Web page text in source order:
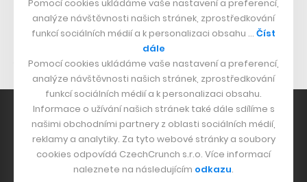
Podobný průběh měla i druhá spolupráce s Daft
Punkem, z níž vznikl uvolněný a pohodový trackI Feel
It Coming.
Pomocí cookies ukládáme vaše nastavení a preferencí,
analýze návštěvnosti našich stránek, zprostředkování
funkcí sociálních médií a k personalizaci obsahu … Číst
dále
Pomocí cookies ukládáme vaše nastavení a preferencí,
analýze návštěvnosti našich stránek, zprostředkování
funkcí sociálních médií a k personalizaci obsahu.
Informace o užívání našich stránek také dále sdílíme s
našimi obchodními partnery z oblasti sociálních médií,
reklamy a analytiky. Za tyto webové stránky a soubory
cookies odpovídá CzechCrunch s.r.o. Více informací
naleznete na následujícím odkazu.